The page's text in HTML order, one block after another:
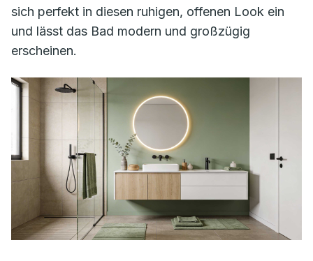
sich perfekt in diesen ruhigen, offenen Look ein
und lässt das Bad modern und großzügig
erscheinen.